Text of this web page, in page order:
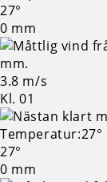
27°
0 mm
3.8 m/s
Kl. 01
27°
0 mm